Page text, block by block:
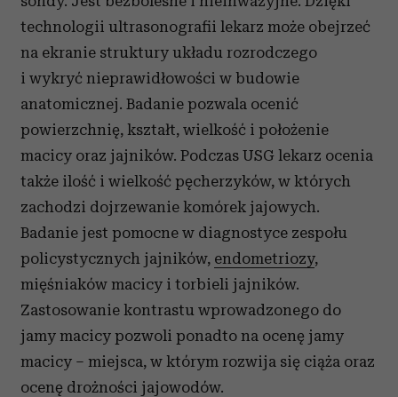
technologii ultrasonografii lekarz może obejrzeć
na ekranie struktury układu rozrodczego
i wykryć nieprawidłowości w budowie
anatomicznej. Badanie pozwala ocenić
powierzchnię, kształt, wielkość i położenie
macicy oraz jajników. Podczas USG lekarz ocenia
także ilość i wielkość pęcherzyków, w których
zachodzi dojrzewanie komórek jajowych.
Badanie jest pomocne w diagnostyce zespołu
policystycznych jajników, endometriozy,
mięśniaków macicy i torbieli jajników.
Zastosowanie kontrastu wprowadzonego do
jamy macicy pozwoli ponadto na ocenę jamy
macicy – miejsca, w którym rozwija się ciąża oraz
ocenę drożności jajowodów.